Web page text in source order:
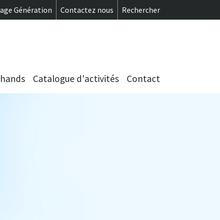
Génération Contactez nous Rechercher
Catalogue d'activités Contact